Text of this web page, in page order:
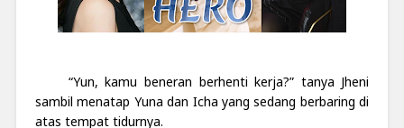
“Yun, kamu beneran berhenti kerja?” tanya Jheni
sambil menatap Yuna dan Icha yang sedang berbaring di
atas tempat tidurnya.